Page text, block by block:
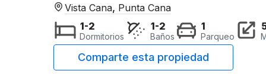
Vista Cana, Punta Cana
1-2
Dormitorios
1-2
Baños
1
Parqueo